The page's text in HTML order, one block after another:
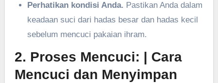
Perhatikan kondisi Anda. Pastikan Anda dalam
keadaan suci dari hadas besar dan hadas kecil
sebelum mencuci pakaian ihram.
2. Proses Mencuci: | Cara
Mencuci dan Menyimpan